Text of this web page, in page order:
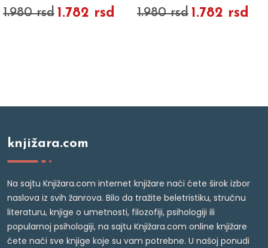
1.980 rsd 1.782 rsd 1.980 rsd 1.782 rsd
knjižara.com
Na sajtu Knjižara.com internet knjižare naći ćete širok izbor
naslova iz svih žanrova. Bilo da tražite beletristiku, stručnu
literaturu, knjige o umetnosti, filozofiji, psihologiji ili
popularnoj psihologiji, na sajtu Knjižara.com online knjižare
ćete naći sve knjige koje su vam potrebne. U našoj ponudi